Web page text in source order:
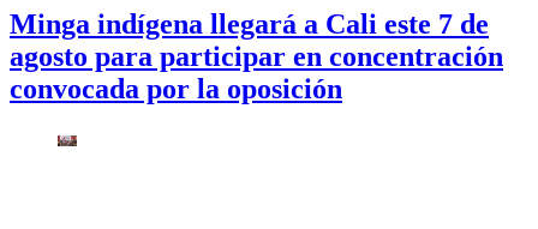
Minga indígena llegará a Cali este 7 de
agosto para participar en concentración
convocada por la oposición